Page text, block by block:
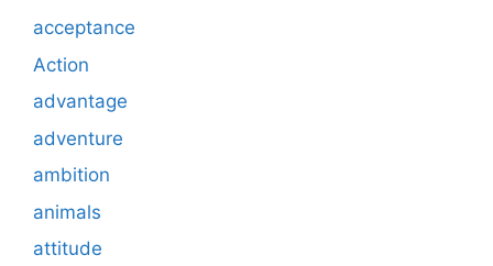
acceptance
Action
advantage
adventure
ambition
animals
attitude